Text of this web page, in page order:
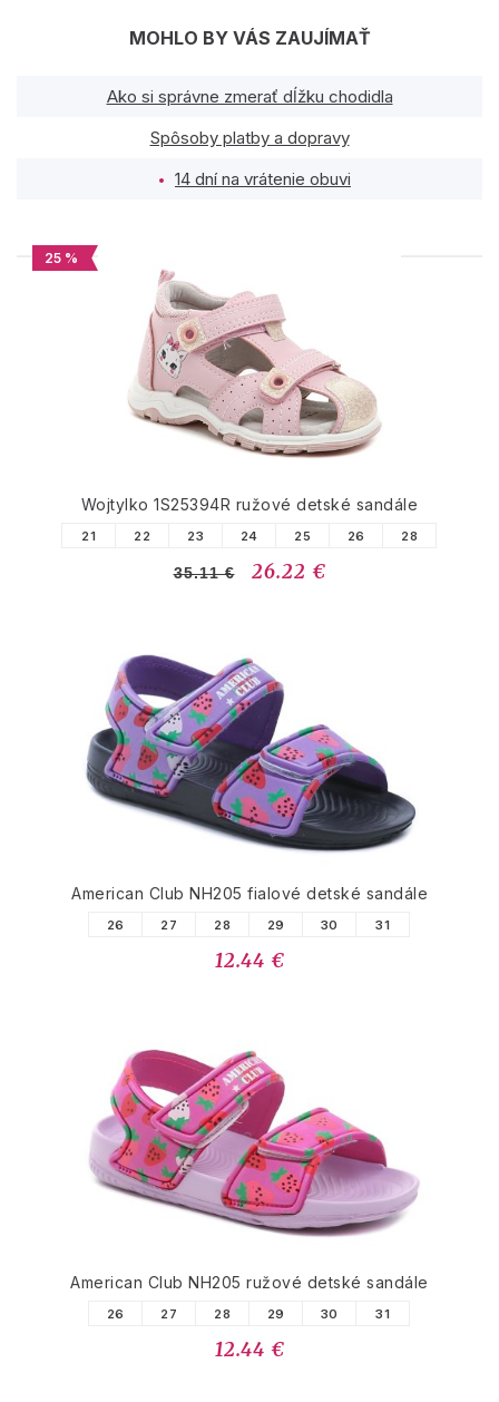
MOHLO BY VÁS ZAUJÍMAŤ
Ako si správne zmerať dĺžku chodidla
Spôsoby platby a dopravy
14 dní na vrátenie obuvi
PODOBNÉ PRODUKTY
25 %
Wojtylko 1S25394R ružové detské sandále
21 22 23 24 25 26 28
35.11 € 26.22 €
American Club NH205 fialové detské sandále
26 27 28 29 30 31
12.44 €
American Club NH205 ružové detské sandále
26 27 28 29 30 31
12.44 €